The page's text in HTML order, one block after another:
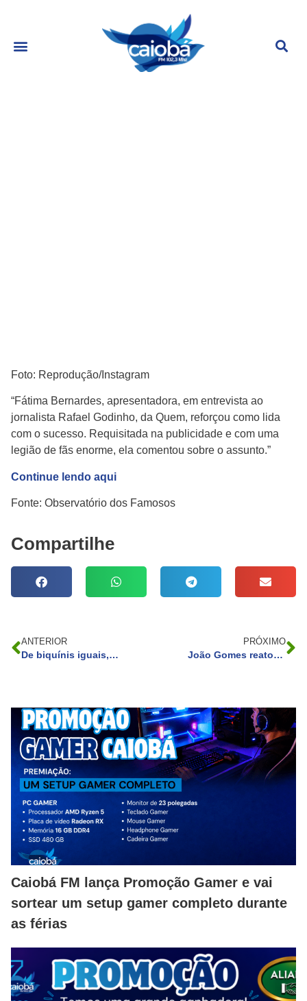
Foto: Reprodução/Instagram
“Fátima Bernardes, apresentadora, em entrevista ao
jornalista Rafael Godinho, da Quem, reforçou como lida
com o sucesso. Requisitada na publicidade e com uma
legião de fãs enorme, ela comentou sobre o assunto.”
Continue lendo aqui
Fonte: Observatório dos Famosos
Compartilhe
ANTERIOR
De biquínis iguais, Juliette e Bianca Andrade causam alvoroço na web
PRÓXIMO
João Gomes reatou o namoro por um motivo surpreendente entenda;
Caiobá FM lança Promoção Gamer e vai
sortear um setup gamer completo durante
as férias